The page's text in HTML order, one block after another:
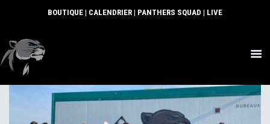
BOUTIQUE | CALENDRIER | PANTHERS SQUAD | LIVE
ACTUS
SECTIONS